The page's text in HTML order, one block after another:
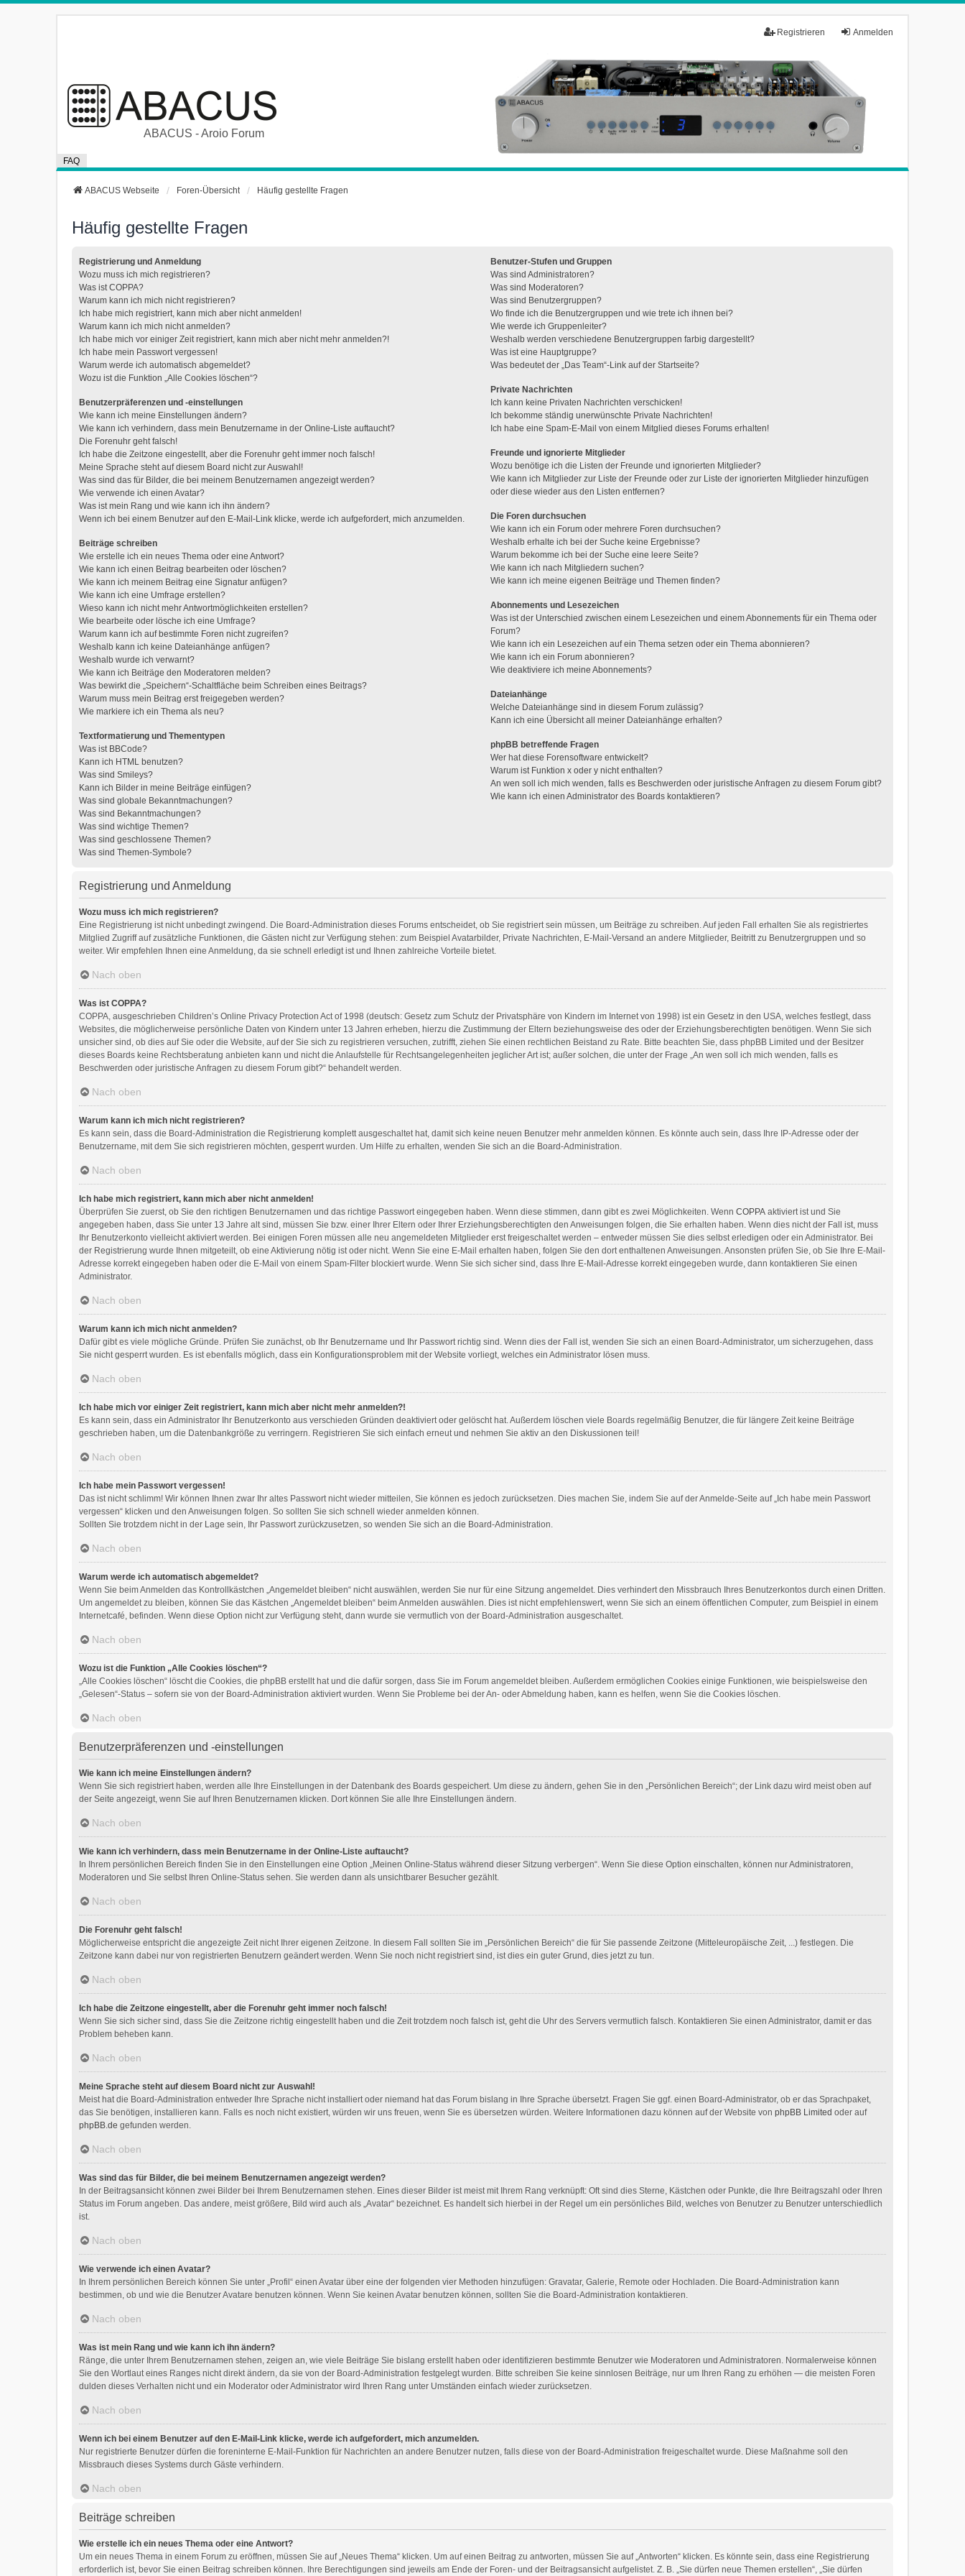
Anmelden
Registrieren
ABACUS - Aroio Forum
FAQ
ABACUS Webseite Foren-Übersicht Häufig gestellte Fragen
Häufig gestellte Fragen
Registrierung und Anmeldung
Wozu muss ich mich registrieren?
Was ist COPPA?
Warum kann ich mich nicht registrieren?
Ich habe mich registriert, kann mich aber nicht anmelden!
Warum kann ich mich nicht anmelden?
Ich habe mich vor einiger Zeit registriert, kann mich aber nicht mehr anmelden?!
Ich habe mein Passwort vergessen!
Warum werde ich automatisch abgemeldet?
Wozu ist die Funktion „Alle Cookies löschen“?
Benutzerpräferenzen und -einstellungen
Wie kann ich meine Einstellungen ändern?
Wie kann ich verhindern, dass mein Benutzername in der Online-Liste auftaucht?
Die Forenuhr geht falsch!
Ich habe die Zeitzone eingestellt, aber die Forenuhr geht immer noch falsch!
Meine Sprache steht auf diesem Board nicht zur Auswahl!
Was sind das für Bilder, die bei meinem Benutzernamen angezeigt werden?
Wie verwende ich einen Avatar?
Was ist mein Rang und wie kann ich ihn ändern?
Wenn ich bei einem Benutzer auf den E-Mail-Link klicke, werde ich aufgefordert, mich anzumelden.
Beiträge schreiben
Wie erstelle ich ein neues Thema oder eine Antwort?
Wie kann ich einen Beitrag bearbeiten oder löschen?
Wie kann ich meinem Beitrag eine Signatur anfügen?
Wie kann ich eine Umfrage erstellen?
Wieso kann ich nicht mehr Antwortmöglichkeiten erstellen?
Wie bearbeite oder lösche ich eine Umfrage?
Warum kann ich auf bestimmte Foren nicht zugreifen?
Weshalb kann ich keine Dateianhänge anfügen?
Weshalb wurde ich verwarnt?
Wie kann ich Beiträge den Moderatoren melden?
Was bewirkt die „Speichern“-Schaltfläche beim Schreiben eines Beitrags?
Warum muss mein Beitrag erst freigegeben werden?
Wie markiere ich ein Thema als neu?
Textformatierung und Thementypen
Was ist BBCode?
Kann ich HTML benutzen?
Was sind Smileys?
Kann ich Bilder in meine Beiträge einfügen?
Was sind globale Bekanntmachungen?
Was sind Bekanntmachungen?
Was sind wichtige Themen?
Was sind geschlossene Themen?
Was sind Themen-Symbole?
Benutzer-Stufen und Gruppen
Was sind Administratoren?
Was sind Moderatoren?
Was sind Benutzergruppen?
Wo finde ich die Benutzergruppen und wie trete ich ihnen bei?
Wie werde ich Gruppenleiter?
Weshalb werden verschiedene Benutzergruppen farbig dargestellt?
Was ist eine Hauptgruppe?
Was bedeutet der „Das Team“-Link auf der Startseite?
Private Nachrichten
Ich kann keine Privaten Nachrichten verschicken!
Ich bekomme ständig unerwünschte Private Nachrichten!
Ich habe eine Spam-E-Mail von einem Mitglied dieses Forums erhalten!
Freunde und ignorierte Mitglieder
Wozu benötige ich die Listen der Freunde und ignorierten Mitglieder?
Wie kann ich Mitglieder zur Liste der Freunde oder zur Liste der ignorierten Mitglieder hinzufügen
oder diese wieder aus den Listen entfernen?
Die Foren durchsuchen
Wie kann ich ein Forum oder mehrere Foren durchsuchen?
Weshalb erhalte ich bei der Suche keine Ergebnisse?
Warum bekomme ich bei der Suche eine leere Seite?
Wie kann ich nach Mitgliedern suchen?
Wie kann ich meine eigenen Beiträge und Themen finden?
Abonnements und Lesezeichen
Was ist der Unterschied zwischen einem Lesezeichen und einem Abonnements für ein Thema oder
Forum?
Wie kann ich ein Lesezeichen auf ein Thema setzen oder ein Thema abonnieren?
Wie kann ich ein Forum abonnieren?
Wie deaktiviere ich meine Abonnements?
Dateianhänge
Welche Dateianhänge sind in diesem Forum zulässig?
Kann ich eine Übersicht all meiner Dateianhänge erhalten?
phpBB betreffende Fragen
Wer hat diese Forensoftware entwickelt?
Warum ist Funktion x oder y nicht enthalten?
An wen soll ich mich wenden, falls es Beschwerden oder juristische Anfragen zu diesem Forum gibt?
Wie kann ich einen Administrator des Boards kontaktieren?
Registrierung und Anmeldung
Wozu muss ich mich registrieren?
Eine Registrierung ist nicht unbedingt zwingend. Die Board-Administration dieses Forums entscheidet, ob Sie registriert sein müssen, um Beiträge zu schreiben. Auf jeden Fall erhalten Sie als registriertes
Mitglied Zugriff auf zusätzliche Funktionen, die Gästen nicht zur Verfügung stehen: zum Beispiel Avatarbilder, Private Nachrichten, E-Mail-Versand an andere Mitglieder, Beitritt zu Benutzergruppen und so
weiter. Wir empfehlen Ihnen eine Anmeldung, da sie schnell erledigt ist und Ihnen zahlreiche Vorteile bietet.
Nach oben
Was ist COPPA?
COPPA, ausgeschrieben Children’s Online Privacy Protection Act of 1998 (deutsch: Gesetz zum Schutz der Privatsphäre von Kindern im Internet von 1998) ist ein Gesetz in den USA, welches festlegt, dass
Websites, die möglicherweise persönliche Daten von Kindern unter 13 Jahren erheben, hierzu die Zustimmung der Eltern beziehungsweise des oder der Erziehungsberechtigten benötigen. Wenn Sie sich
unsicher sind, ob dies auf Sie oder die Website, auf der Sie sich zu registrieren versuchen, zutrifft, ziehen Sie einen rechtlichen Beistand zu Rate. Bitte beachten Sie, dass phpBB Limited und der Besitzer
dieses Boards keine Rechtsberatung anbieten kann und nicht die Anlaufstelle für Rechtsangelegenheiten jeglicher Art ist; außer solchen, die unter der Frage „An wen soll ich mich wenden, falls es
Beschwerden oder juristische Anfragen zu diesem Forum gibt?“ behandelt werden.
Nach oben
Warum kann ich mich nicht registrieren?
Es kann sein, dass die Board-Administration die Registrierung komplett ausgeschaltet hat, damit sich keine neuen Benutzer mehr anmelden können. Es könnte auch sein, dass Ihre IP-Adresse oder der
Benutzername, mit dem Sie sich registrieren möchten, gesperrt wurden. Um Hilfe zu erhalten, wenden Sie sich an die Board-Administration.
Nach oben
Ich habe mich registriert, kann mich aber nicht anmelden!
Überprüfen Sie zuerst, ob Sie den richtigen Benutzernamen und das richtige Passwort eingegeben haben. Wenn diese stimmen, dann gibt es zwei Möglichkeiten. WennCOPPA aktiviert ist und Sie
angegeben haben, dass Sie unter 13 Jahre alt sind, müssen Sie bzw. einer Ihrer Eltern oder Ihrer Erziehungsberechtigten den Anweisungen folgen, die Sie erhalten haben. Wenn dies nicht der Fall ist, muss
Ihr Benutzerkonto vielleicht aktiviert werden. Bei einigen Foren müssen alle neu angemeldeten Mitglieder erst freigeschaltet werden – entweder müssen Sie dies selbst erledigen oder ein Administrator. Bei
der Registrierung wurde Ihnen mitgeteilt, ob eine Aktivierung nötig ist oder nicht. Wenn Sie eine E-Mail erhalten haben, folgen Sie den dort enthaltenen Anweisungen. Ansonsten prüfen Sie, ob Sie Ihre E-Mail-
Adresse korrekt eingegeben haben oder die E-Mail von einem Spam-Filter blockiert wurde. Wenn Sie sich sicher sind, dass Ihre E-Mail-Adresse korrekt eingegeben wurde, dann kontaktieren Sie einen
Administrator.
Nach oben
Warum kann ich mich nicht anmelden?
Dafür gibt es viele mögliche Gründe. Prüfen Sie zunächst, ob Ihr Benutzername und Ihr Passwort richtig sind. Wenn dies der Fall ist, wenden Sie sich an einen Board-Administrator, um sicherzugehen, dass
Sie nicht gesperrt wurden. Es ist ebenfalls möglich, dass ein Konfigurationsproblem mit der Website vorliegt, welches ein Administrator lösen muss.
Nach oben
Ich habe mich vor einiger Zeit registriert, kann mich aber nicht mehr anmelden?!
Es kann sein, dass ein Administrator Ihr Benutzerkonto aus verschieden Gründen deaktiviert oder gelöscht hat. Außerdem löschen viele Boards regelmäßig Benutzer, die für längere Zeit keine Beiträge
geschrieben haben, um die Datenbankgröße zu verringern. Registrieren Sie sich einfach erneut und nehmen Sie aktiv an den Diskussionen teil!
Nach oben
Ich habe mein Passwort vergessen!
Das ist nicht schlimm! Wir können Ihnen zwar Ihr altes Passwort nicht wieder mitteilen, Sie können es jedoch zurücksetzen. Dies machen Sie, indem Sie auf der Anmelde-Seite auf „Ich habe mein Passwort
vergessen“ klicken und den Anweisungen folgen. So sollten Sie sich schnell wieder anmelden können.
Sollten Sie trotzdem nicht in der Lage sein, Ihr Passwort zurückzusetzen, so wenden Sie sich an die Board-Administration.
Nach oben
Warum werde ich automatisch abgemeldet?
Wenn Sie beim Anmelden das Kontrollkästchen „Angemeldet bleiben“ nicht auswählen, werden Sie nur für eine Sitzung angemeldet. Dies verhindert den Missbrauch Ihres Benutzerkontos durch einen Dritten.
Um angemeldet zu bleiben, können Sie das Kästchen „Angemeldet bleiben“ beim Anmelden auswählen. Dies ist nicht empfehlenswert, wenn Sie sich an einem öffentlichen Computer, zum Beispiel in einem
Internetcafé, befinden. Wenn diese Option nicht zur Verfügung steht, dann wurde sie vermutlich von der Board-Administration ausgeschaltet.
Nach oben
Wozu ist die Funktion „Alle Cookies löschen“?
„Alle Cookies löschen“ löscht die Cookies, die phpBB erstellt hat und die dafür sorgen, dass Sie im Forum angemeldet bleiben. Außerdem ermöglichen Cookies einige Funktionen, wie beispielsweise den
„Gelesen“-Status – sofern sie von der Board-Administration aktiviert wurden. Wenn Sie Probleme bei der An- oder Abmeldung haben, kann es helfen, wenn Sie die Cookies löschen.
Nach oben
Benutzerpräferenzen und -einstellungen
Wie kann ich meine Einstellungen ändern?
Wenn Sie sich registriert haben, werden alle Ihre Einstellungen in der Datenbank des Boards gespeichert. Um diese zu ändern, gehen Sie in den „Persönlichen Bereich“; der Link dazu wird meist oben auf
der Seite angezeigt, wenn Sie auf Ihren Benutzernamen klicken. Dort können Sie alle Ihre Einstellungen ändern.
Nach oben
Wie kann ich verhindern, dass mein Benutzername in der Online-Liste auftaucht?
In Ihrem persönlichen Bereich finden Sie in den Einstellungen eine Option „Meinen Online-Status während dieser Sitzung verbergen“. Wenn Sie diese Option einschalten, können nur Administratoren,
Moderatoren und Sie selbst Ihren Online-Status sehen. Sie werden dann als unsichtbarer Besucher gezählt.
Nach oben
Die Forenuhr geht falsch!
Möglicherweise entspricht die angezeigte Zeit nicht Ihrer eigenen Zeitzone. In diesem Fall sollten Sie im „Persönlichen Bereich“ die für Sie passende Zeitzone (Mitteleuropäische Zeit, ...) festlegen. Die
Zeitzone kann dabei nur von registrierten Benutzern geändert werden. Wenn Sie noch nicht registriert sind, ist dies ein guter Grund, dies jetzt zu tun.
Nach oben
Ich habe die Zeitzone eingestellt, aber die Forenuhr geht immer noch falsch!
Wenn Sie sich sicher sind, dass Sie die Zeitzone richtig eingestellt haben und die Zeit trotzdem noch falsch ist, geht die Uhr des Servers vermutlich falsch. Kontaktieren Sie einen Administrator, damit er das
Problem beheben kann.
Nach oben
Meine Sprache steht auf diesem Board nicht zur Auswahl!
Meist hat die Board-Administration entweder Ihre Sprache nicht installiert oder niemand hat das Forum bislang in Ihre Sprache übersetzt. Fragen Sie ggf. einen Board-Administrator, ob er das Sprachpaket,
das Sie benötigen, installieren kann. Falls es noch nicht existiert, würden wir uns freuen, wenn Sie es übersetzen würden. Weitere Informationen dazu können auf der Website vonphpBB Limited oder auf
phpBB.de gefunden werden.
Nach oben
Was sind das für Bilder, die bei meinem Benutzernamen angezeigt werden?
In der Beitragsansicht können zwei Bilder bei Ihrem Benutzernamen stehen. Eines dieser Bilder ist meist mit Ihrem Rang verknüpft: Oft sind dies Sterne, Kästchen oder Punkte, die Ihre Beitragszahl oder Ihren
Status im Forum angeben. Das andere, meist größere, Bild wird auch als „Avatar“ bezeichnet. Es handelt sich hierbei in der Regel um ein persönliches Bild, welches von Benutzer zu Benutzer unterschiedlich
ist.
Nach oben
Wie verwende ich einen Avatar?
In Ihrem persönlichen Bereich können Sie unter „Profil“ einen Avatar über eine der folgenden vier Methoden hinzufügen: Gravatar, Galerie, Remote oder Hochladen. Die Board-Administration kann
bestimmen, ob und wie die Benutzer Avatare benutzen können. Wenn Sie keinen Avatar benutzen können, sollten Sie die Board-Administration kontaktieren.
Nach oben
Was ist mein Rang und wie kann ich ihn ändern?
Ränge, die unter Ihrem Benutzernamen stehen, zeigen an, wie viele Beiträge Sie bislang erstellt haben oder identifizieren bestimmte Benutzer wie Moderatoren und Administratoren. Normalerweise können
Sie den Wortlaut eines Ranges nicht direkt ändern, da sie von der Board-Administration festgelegt wurden. Bitte schreiben Sie keine sinnlosen Beiträge, nur um Ihren Rang zu erhöhen — die meisten Foren
dulden dieses Verhalten nicht und ein Moderator oder Administrator wird Ihren Rang unter Umständen einfach wieder zurücksetzen.
Nach oben
Wenn ich bei einem Benutzer auf den E-Mail-Link klicke, werde ich aufgefordert, mich anzumelden.
Nur registrierte Benutzer dürfen die foreninterne E-Mail-Funktion für Nachrichten an andere Benutzer nutzen, falls diese von der Board-Administration freigeschaltet wurde. Diese Maßnahme soll den
Missbrauch dieses Systems durch Gäste verhindern.
Nach oben
Beiträge schreiben
Wie erstelle ich ein neues Thema oder eine Antwort?
Um ein neues Thema in einem Forum zu eröffnen, müssen Sie auf „Neues Thema“ klicken. Um auf einen Beitrag zu antworten, müssen Sie auf „Antworten“ klicken. Es könnte sein, dass eine Registrierung
erforderlich ist, bevor Sie einen Beitrag schreiben können. Ihre Berechtigungen sind jeweils am Ende der Foren- und der Beitragsansicht aufgelistet. Z. B. „Sie dürfen neue Themen erstellen“, „Sie dürfen